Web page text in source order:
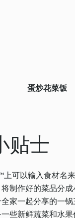
蛋炒花菜饭
贴士
可以输入食材名
将制作好的菜品分
家一起分享的一
些新鲜蔬菜和水